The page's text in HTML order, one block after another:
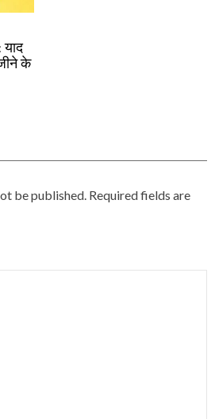
के
be published. Required fields are